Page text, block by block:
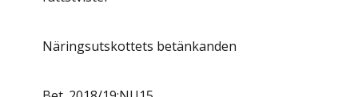
Näringsutskottets betänkanden